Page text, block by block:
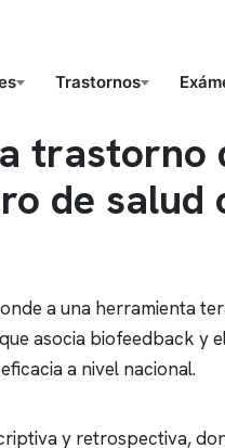
Trastornos
trastorno
de salud
a una herramienta
asocia biofeedback y
a nivel nacional.
y retrospectiva,